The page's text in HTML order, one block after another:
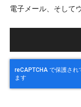
電子メール、そして